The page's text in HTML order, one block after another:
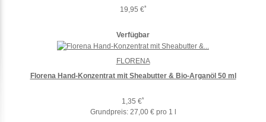
19,95 €*
Verfügbar
Florena Hand-Konzentrat mit Sheabutter & Bio-Arganöl 50 ml
1,35 €*
Grundpreis: 27,00 € pro 1 l
FLORENA